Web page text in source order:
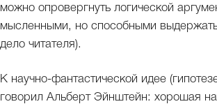
можно опровергнуть логической
мысленными, но способными
дело читателя).
К научно-фантастической идее
говорил Альберт Эйнштейн: хорошая